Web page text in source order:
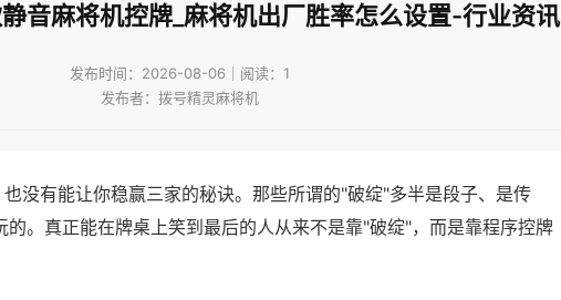
音麻将机控牌_麻将机出厂胜率怎么设置-行业资讯
发布时间：2026-08-06｜阅读：1
发布者：拨号精灵麻将机
没有能让你稳赢三家的秘诀。那些所谓的"破绽"多半是段子、是传
的。真正能在牌桌上笑到最后的人从来不是靠"破绽"，而是靠程序控牌